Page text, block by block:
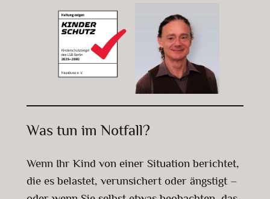
Was tun im Notfall?
Wenn Ihr Kind von einer Situation berichtet,
die es belastet, verunsichert oder ängstigt –